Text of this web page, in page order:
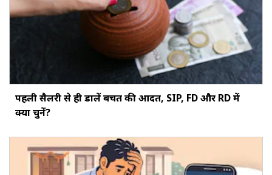
पहली सैलरी से ही डालें बचत की आदत, SIP, FD और RD में
क्या चुनें?